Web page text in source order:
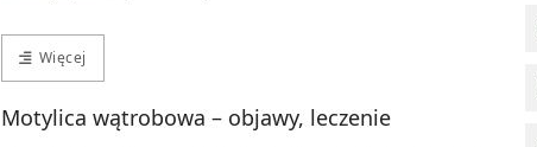
Więcej
Motylica wątrobowa – objawy, leczenie